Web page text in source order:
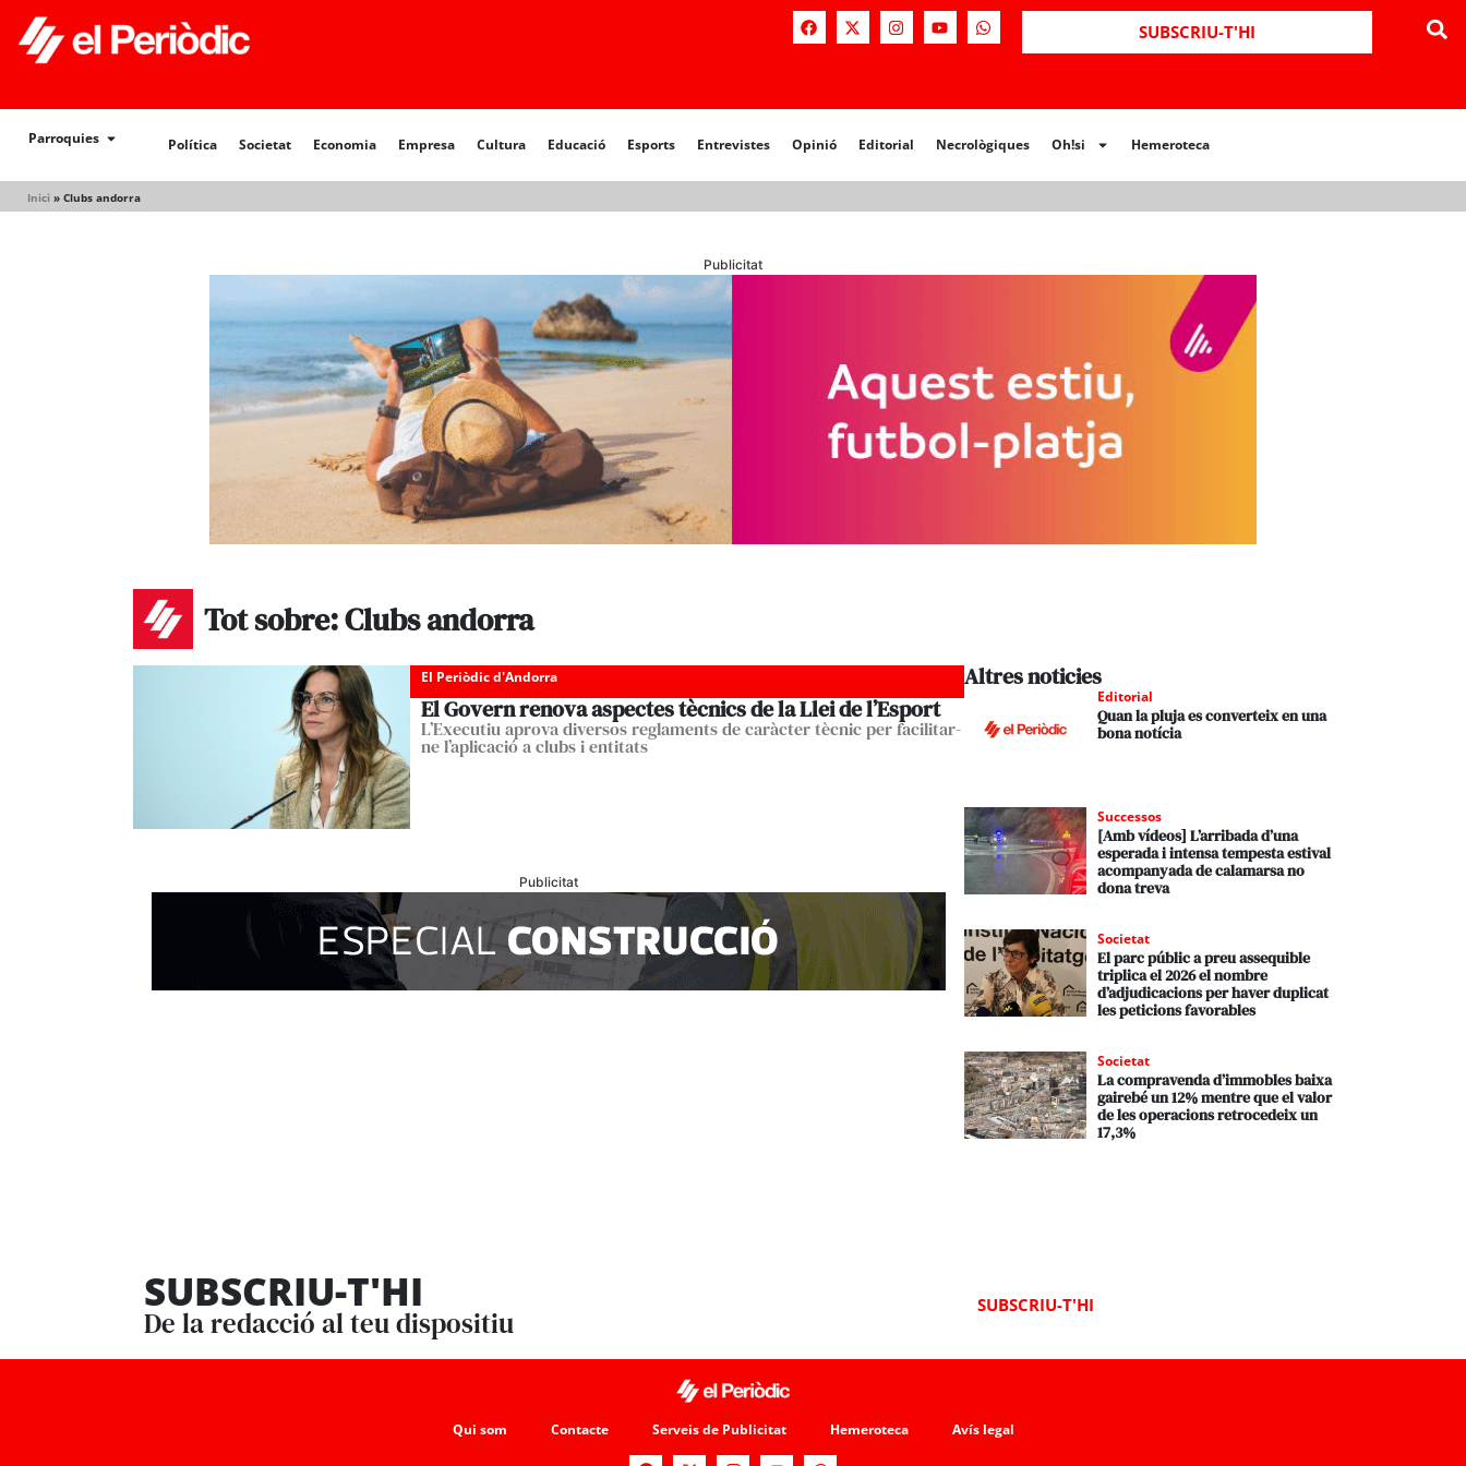
SUBSCRIU-T'HI
Parroquies Política Societat Economia Empresa Cultura Educació Esports Entrevistes Opinió Editorial Necrològiques Oh!si Hemeroteca
Inici » Clubs andorra
Política Societat Opinió Editorial Necrològiques Hemeroteca
Publicitat
Tot sobre: Clubs andorra
El Periòdic d'Andorra
El Govern renova aspectes tècnics de la Llei de l’Esport
L’Executiu aprova diversos reglaments de caràcter tècnic per facilitar-
ne l’aplicació a clubs i entitats
Publicitat
Altres noticies
Editorial
Quan la pluja es converteix en una
bona notícia
Successos
[Amb vídeos] L’arribada d’una
esperada i intensa tempesta estival
acompanyada de calamarsa no
dona treva
Societat
El parc públic a preu assequible
triplica el 2026 el nombre
d’adjudicacions per haver duplicat
les peticions favorables
Societat
La compravenda d’immobles baixa
gairebé un 12% mentre que el valor
de les operacions retrocedeix un
17,3%
SUBSCRIU-T'HI
De la redacció al teu dispositiu
SUBSCRIU-T'HI
Qui som Contacte Serveis de Publicitat Hemeroteca Avís legal